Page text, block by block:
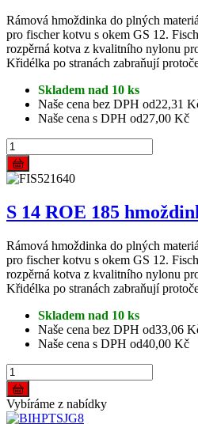
Rámová hmoždinka do plných
pro fischer kotvu s okem GS 12.
rozpěrná kotva z kvalitního nylonu
Křidélka po stranách zabraňují
Skladem nad 10 ks
Naše cena bez DPH od22,31
Naše cena s DPH od27,00 Kč
S 14 ROE 185
Rámová hmoždinka do plných
pro fischer kotvu s okem GS 12.
rozpěrná kotva z kvalitního nylonu
Křidélka po stranách zabraňují
Skladem nad 10 ks
Naše cena bez DPH od33,06
Naše cena s DPH od40,00 Kč
Vybíráme z nabídky